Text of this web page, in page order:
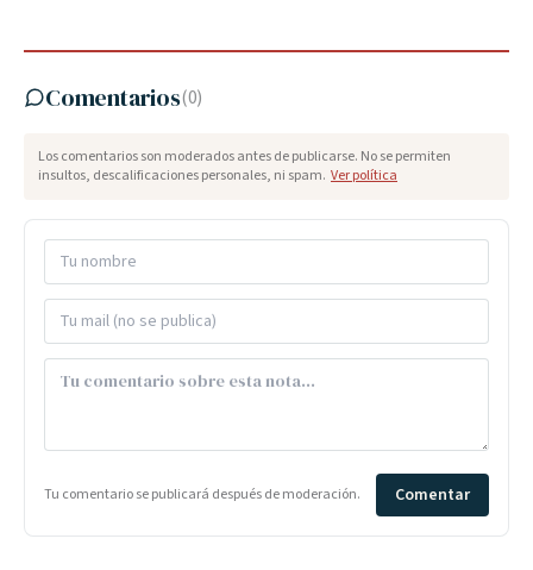
Comentarios(0)
Los comentarios son moderados antes de publicarse. No se permiten
insultos, descalificaciones personales, ni spam. Ver política
Tu comentario se publicará después de moderación. Comentar